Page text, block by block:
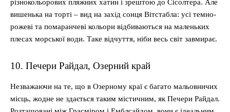
різнокольорових пляжних хатин і зрештою до Сісолтера. Але
вишенька на торті – вид на захід сонця Вітстабла: усі темно-
рожеві та помаранчеві кольори відбиваються на маленьких
плесах морської води. Таке відчуття, ніби весь світ завмирає.
10. Печери Райдал, Озерний край
Незважаючи на те, що в Озерному краї є багато мальовничих
місць, жодне не здається таким містичним, як Печери Райдал.